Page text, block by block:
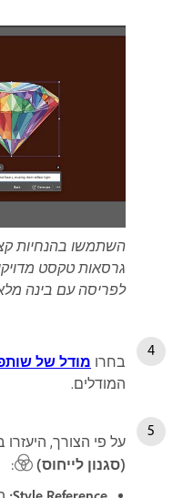
השתמשו בהנחיות
גרסאות טקסט
לפריסה עם בינה
בחרו מודל של
המודלים.
על פי הצורך,
(סגנון לייחוס)
: